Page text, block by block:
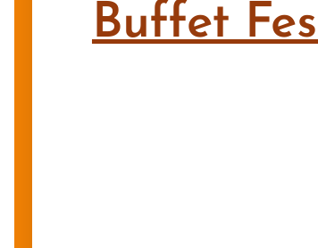
Buffet